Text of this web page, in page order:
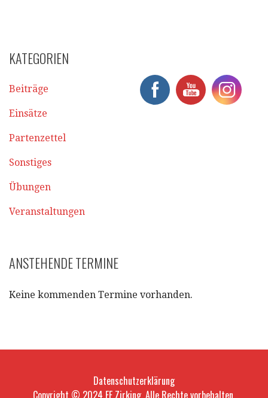
KATEGORIEN
Beiträge
Einsätze
Partenzettel
Sonstiges
Übungen
Veranstaltungen
ANSTEHENDE TERMINE
Keine kommenden Termine vorhanden.
Datenschutzerklärung
Copyright © 2024 FF Zirking. Alle Rechte vorbehalten.